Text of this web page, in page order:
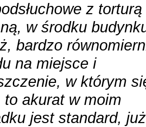
z torturą
w środku
bardzo
na miejsce i
w którym
to akurat w moim
jest standard,